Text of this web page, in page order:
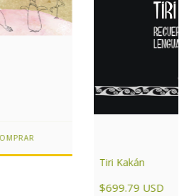
Tiri Kakán
$699.79 USD